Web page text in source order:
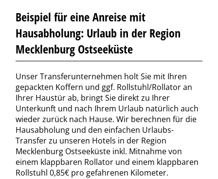
Beispiel für eine Anreise mit
Hausabholung: Urlaub in der Region
Mecklenburg Ostseeküste
Unser Transferunternehmen holt Sie mit Ihren
gepackten Koffern und ggf. Rollstuhl/Rollator an
Ihrer Haustür ab, bringt Sie direkt zu Ihrer
Unterkunft und nach Ihrem Urlaub natürlich auch
wieder zurück nach Hause. Wir berechnen für die
Hausabholung und den einfachen Urlaubs-
Transfer zu unseren Hotels in der Region
Mecklenburg Ostseeküste inkl. Mitnahme von
einem klappbaren Rollator und einem klappbaren
Rollstuhl 0,85€ pro gefahrenen Kilometer.